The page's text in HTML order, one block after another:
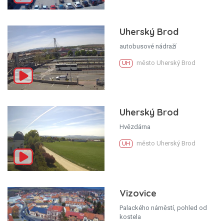
Uherský Brod
autobusové nádraží
UH město Uherský Brod
Uherský Brod
Hvězdárna
UH město Uherský Brod
Vizovice
Palackého náměstí, pohled od
kostela